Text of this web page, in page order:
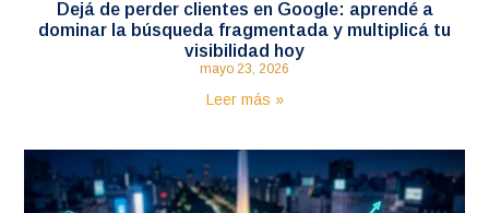
Dejá de perder clientes en Google: aprendé a
dominar la búsqueda fragmentada y multiplicá tu
visibilidad hoy
mayo 23, 2026
Leer más »